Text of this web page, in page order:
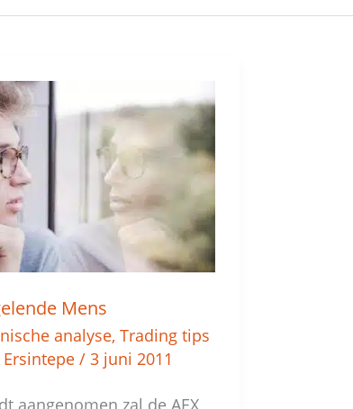
Mens
analyse, Trading tips
/ 3 juni 2011
aangenomen zal de AEX